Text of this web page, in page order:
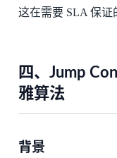
这在需要 SLA 保证
四、Jump
雅算法
背景